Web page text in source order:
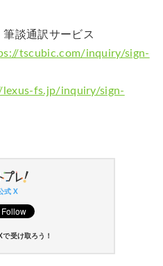
談通訳サービス
tscubic.com/inquiry/sign-
lexus-fs.jp/inquiry/sign-
式 X
で受け取ろう！